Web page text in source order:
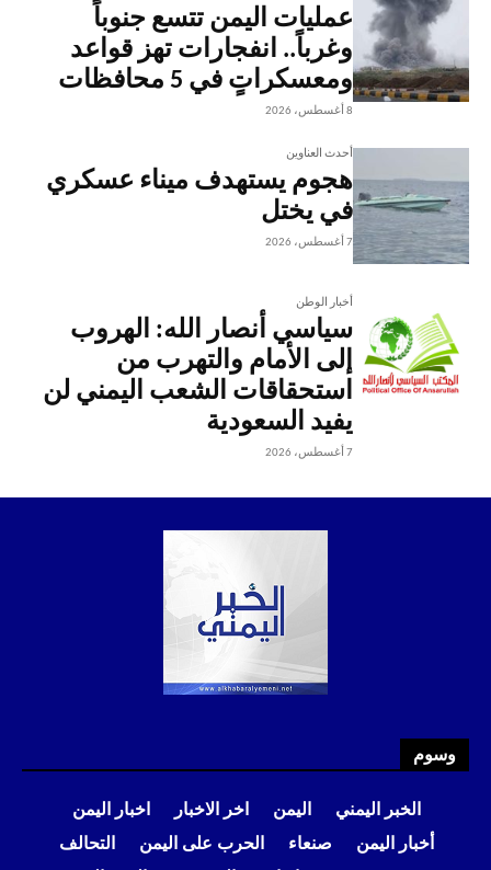
عمليات اليمن تتسع جنوباً
وغرباً.. انفجارات تهز قواعد
ومعسكراتٍ في 5 محافظات
8 أغسطس، 2026
أحدث العناوين
هجوم يستهدف ميناء عسكري
في يختل
7 أغسطس، 2026
أخبار الوطن
سياسي أنصار الله: الهروب
إلى الأمام والتهرب من
استحقاقات الشعب اليمني لن
يفيد السعودية
7 أغسطس، 2026
وسوم
الخبر اليمني اليمن اخر الاخبار
اخبار اليمن
أخبار اليمن
صنعاء الحرب على اليمن التحالف